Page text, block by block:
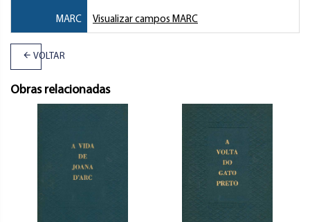
MARC Visualizar campos MARC
VOLTAR
Obras relacionadas